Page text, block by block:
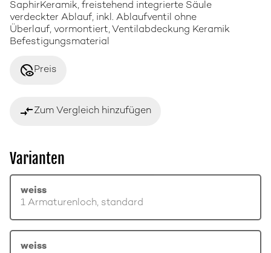
SaphirKeramik, freistehend integrierte Säule
verdeckter Ablauf, inkl. Ablaufventil ohne
Überlauf, vormontiert, Ventilabdeckung Keramik
Befestigungsmaterial
disabled_visiblePreis
compare_arrowsZum Vergleich hinzufügen
Varianten
weiss
1 Armaturenloch, standard
weiss